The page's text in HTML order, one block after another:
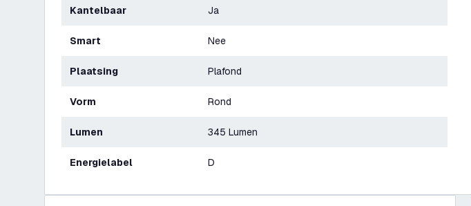
Kantelbaar Ja
Smart Nee
Plaatsing Plafond
Vorm Rond
Lumen 345 Lumen
Energielabel D